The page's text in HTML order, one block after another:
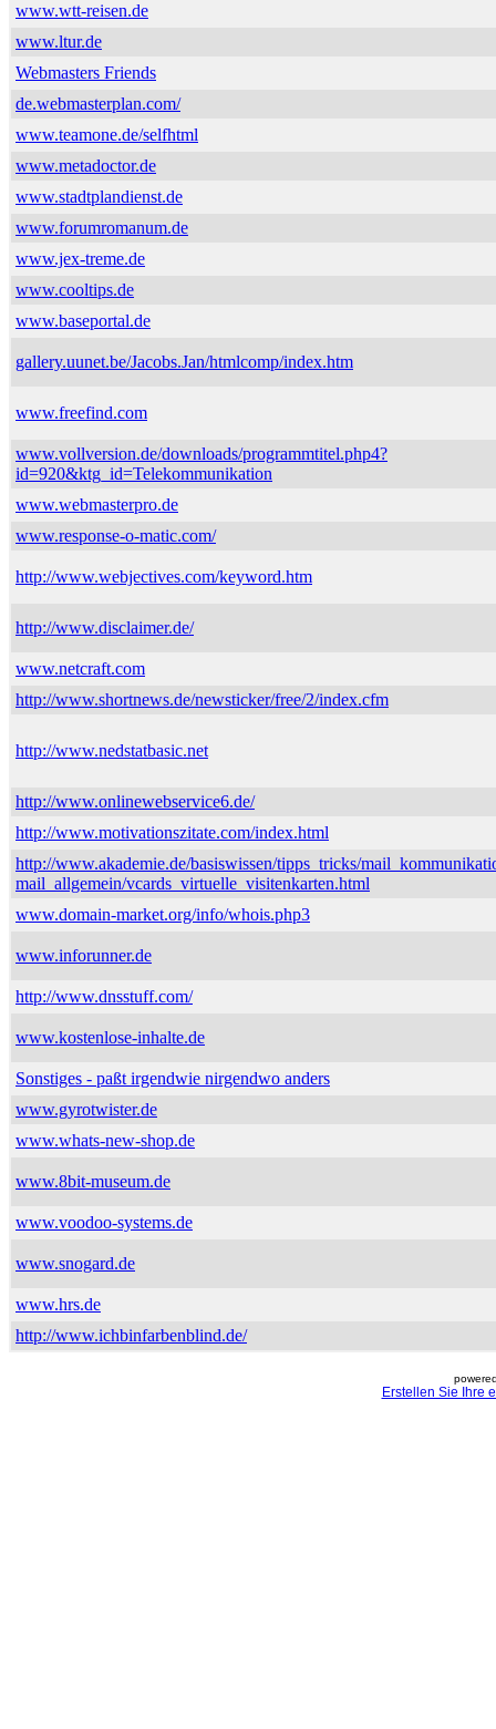
www.wtt-reisen.de
www.ltur.de
Webmasters Friends
de.webmasterplan.com/
www.teamone.de/selfhtml
www.metadoctor.de
www.stadtplandienst.de
www.forumromanum.de
www.jex-treme.de
www.cooltips.de
www.baseportal.de
gallery.uunet.be/Jacobs.Jan/htmlcomp/index.htm
www.freefind.com
www.vollversion.de/downloads/programmtitel.php4?
id=920&ktg_id=Telekommunikation
www.webmasterpro.de
www.response-o-matic.com/
http://www.webjectives.com/keyword.htm
http://www.disclaimer.de/
www.netcraft.com
http://www.shortnews.de/newsticker/free/2/index.cfm
http://www.nedstatbasic.net
http://www.onlinewebservice6.de/
http://www.motivationszitate.com/index.html
http://www.akademie.de/basiswissen/tipps_tricks/
mail_allgemein/vcards_virtuelle_visitenkarten.html
www.domain-market.org/info/whois.php3
www.inforunner.de
http://www.dnsstuff.com/
www.kostenlose-inhalte.de
Sonstiges - paßt irgendwie nirgendwo anders
www.gyrotwister.de
www.whats-new-shop.de
www.8bit-museum.de
www.voodoo-systems.de
www.snogard.de
www.hrs.de
http://www.ichbinfarbenblind.de/
Erstellen Sie Ihre